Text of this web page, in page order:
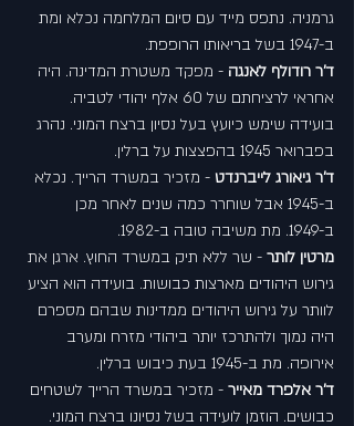
גרמניה. נתפס מייד עם סיום המלחמה נכלא ומת
ב-1947 בשל בריאותו הרופפת.
ד'ר רודולף לאנגה - מפקד משטרת המדינה. היה
אחראי לרציחתם של 60 אלף יהודי לטביה.
בועידה שימש כיועץ בעל נסיון ברצח המוני. נהרג
בפברואר 1945 בהפצצות על ברלין.
ד'ר גיאורג לייברנדט - מזכיר במשרד הרייך. נכלא
ב-1945 אבל שוחרר כמה שנים לאחר מכן
ב-1949. מת משיבה טובה ב-1982.
מרטין לותר - שר ללא תיק במשרד החוץ. ארגן את
גירוש היהודים מארצות כבושות. בועידה הוא הציע
לוותר על גירוש היהודים ממדינות שבהם מספרם
היה נמוך ולהתרכז יותר ביהודי מזרח ומערב
אירופה. מת ב-1945 בעת כיבוש ברלין.
ד'ר אלפרד מאייר - מזכיר במשרד הרייך לשטחים
כבושים. הוזמן לועידה בשל נסיונו ברצח המוני.